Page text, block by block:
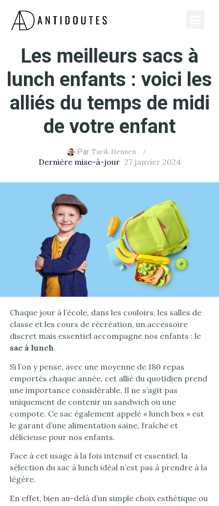
Les meilleurs sacs à
lunch enfants : voici les
alliés du temps de midi
de votre enfant
Par Tarik Hennen
Dernière mise-à-jour 27 janvier 2024
Chaque jour à l’école, dans les couloirs, les salles de
classe et les cours de récréation, un accessoire
discret mais essentiel accompagne nos enfants : le
sac à lunch.
Si l’on y pense, avec une moyenne de 180 repas
emportés chaque année, cet allié du quotidien prend
une importance considérable. Il ne s’agit pas
uniquement de contenir un sandwich ou une
compote. Ce sac également appelé « lunch box » est
le garant d’une alimentation saine, fraîche et
délicieuse pour nos enfants.
Face à cet usage à la fois intensif et essentiel, la
sélection du sac à lunch idéal n’est pas à prendre à la
légère.
En effet, bien au-delà d’un simple choix esthétique ou